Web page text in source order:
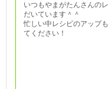
いつもやまがたんさんの
だいています＾＾
忙しい中レシピのアップ
てください！